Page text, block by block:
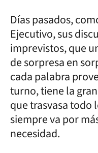
Días pasados,
Ejecutivo, sus
imprevistos, que
de sorpresa en
cada palabra
turno, tiene la
que trasvasa todo
siempre va por
necesidad.